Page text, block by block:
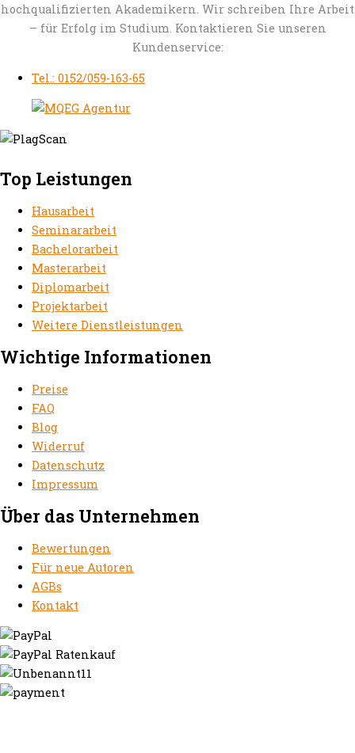
hochqualifizierten Akademikern. Wir schreiben Ihre Arbeit
– für Erfolg im Studium. Kontaktieren Sie unseren
Kundenservice:
Tel.: 0152/059-163-65
Top Leistungen
Hausarbeit
Seminararbeit
Bachelorarbeit
Masterarbeit
Diplomarbeit
Projektarbeit
Weitere Dienstleistungen
Wichtige Informationen
Preise
FAQ
Blog
Widerruf
Datenschutz
Impressum
Über das Unternehmen
Bewertungen
Für neue Autoren
AGBs
Kontakt